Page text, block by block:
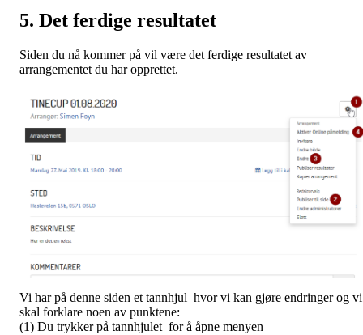
5. Det ferdige resultatet
Siden du nå kommer på vil være det ferdige resultatet av
arrangementet du har opprettet.
Vi har på denne siden et tannhjul hvor vi kan gjøre endringer og vi
skal forklare noen av punktene:
(1) Du trykker på tannhjulet for å åpne menyen